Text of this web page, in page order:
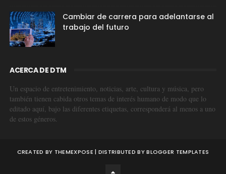
Cambiar de carrera para adelantarse al
trabajo del futuro
ACERCA DE DTM
Un espacio de entretenimiento, noticias, arte, cultura y música, pero
también tienen cabida otros temas de interés humano de modo que lo
editado aquí, bajo las diferentes etiquetas, corresponderá al menos a uno
de estos géneros.
CREATED BY THEMEXPOSE | DISTRIBUTED BYBLOGGER TEMPLATES